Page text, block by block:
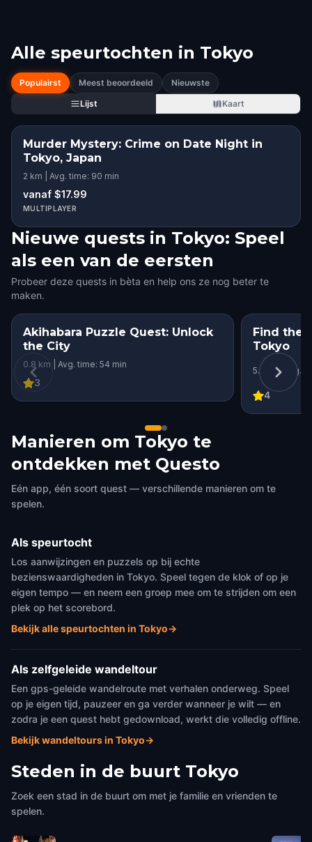
Alle speurtochten in Tokyo
Populairst Meest beoordeeld
Nieuwste
Lijst
Kaart
Murder Mystery: Crime on Date Night in
Tokyo, Japan
2 km | Avg. time: 90 min
vanaf $17.99
MULTIPLAYER
Nieuwe quests in Tokyo: Speel
als een van de eersten
Probeer deze quests in bèta en help ons ze nog beter te
maken.
Akihabara Puzzle Quest: Unlock
the City
0.8 km | Avg. time: 54 min
3
Find the
Tokyo
5.1 km | Avg.
4
Manieren om Tokyo te
ontdekken met Questo
Eén app, één soort quest — verschillende manieren om te
spelen.
Als speurtocht
Los aanwijzingen en puzzels op bij echte
bezienswaardigheden in Tokyo. Speel tegen de klok of op je
eigen tempo — en neem een groep mee om te strijden om een
plek op het scorebord.
Bekijk alle speurtochten in Tokyo→
Als zelfgeleide wandeltour
Een gps-geleide wandelroute met verhalen onderweg. Speel
op je eigen tijd, pauzeer en ga verder wanneer je wilt — en
zodra je een quest hebt gedownload, werkt die volledig offline.
Bekijk wandeltours in Tokyo→
Steden in de buurt Tokyo
Zoek een stad in de buurt om met je familie en vrienden te
spelen.